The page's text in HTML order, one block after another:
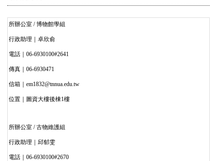
所辦公室 / 博物館學組
行政助理｜卓欣俞
電話｜06-6930100#2641
傳真｜06-6930471
信箱｜em1832@tnnua.edu.tw
位置｜圖資大樓後棟1樓
所辦公室 / 古物維護組
行政助理｜邱郁雯
電話｜06-6930100#2670